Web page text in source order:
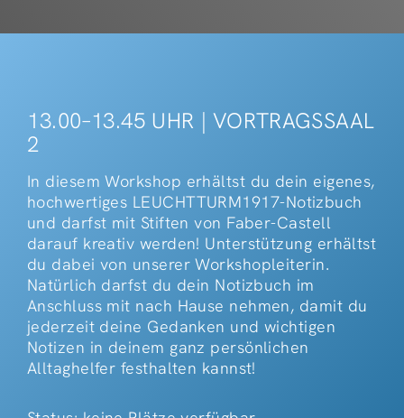
13.00–13.45 UHR | VORTRAGSSAAL
2
In diesem Workshop erhältst du dein eigenes,
hochwertiges LEUCHTTURM1917-Notizbuch
und darfst mit Stiften von Faber-Castell
darauf kreativ werden! Unterstützung erhältst
du dabei von unserer Workshopleiterin.
Natürlich darfst du dein Notizbuch im
Anschluss mit nach Hause nehmen, damit du
jederzeit deine Gedanken und wichtigen
Notizen in deinem ganz persönlichen
Alltaghelfer festhalten kannst!